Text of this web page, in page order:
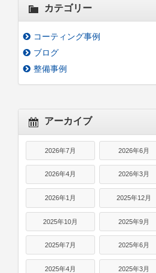
カテゴリー
コーティング事例
ブログ
整備事例
アーカイブ
2026年7月 2026年6月
2026年4月 2026年3月
2026年1月 2025年12月
2025年10月 2025年9月
2025年7月 2025年6月
2025年4月 2025年3月